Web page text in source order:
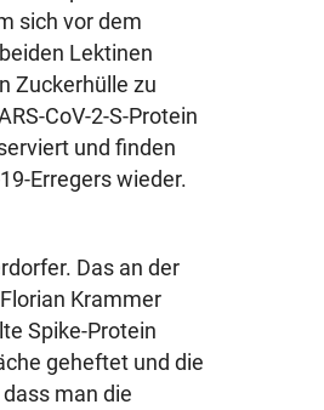
sich vor dem
Lektinen
Zuckerhülle zu
CoV-2-S-Protein
und finden
Erregers wieder.
Das an der
Krammer
Spike-Protein
geheftet und die
man die